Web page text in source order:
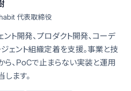
代表取締役
ト開発、プロダクト開発、コーデ
ジェント組織定着を支援。事業と技
ら、PoCで止まらない実装と運用
ます。